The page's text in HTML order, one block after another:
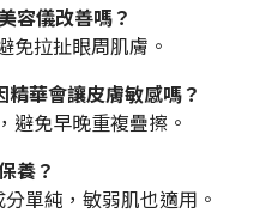
容儀改善嗎？
免拉扯眼周肌膚。
華會讓皮膚敏感嗎？
避免早晚重複疊擦。
養？
單純，敏弱肌也適用。